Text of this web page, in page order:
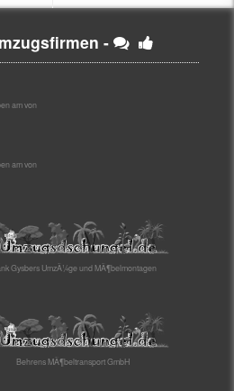
-
am von
am von
Gysbers UmzÃ¼ge und MÃ¶belmontagen
Behrens MÃ¶beltransport GmbH